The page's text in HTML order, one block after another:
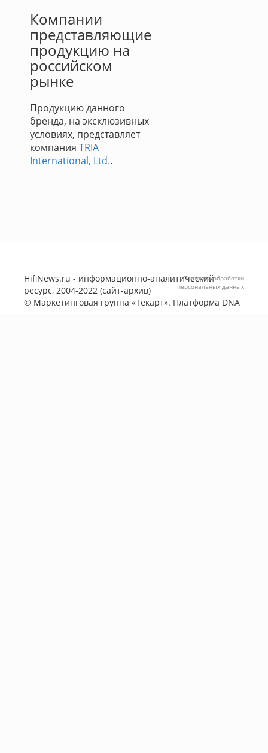
Компании
представляющие
продукцию на
российском
рынке
Продукцию данного
бренда, на эксклюзивных
условиях, представляет
компания TRIA
International, Ltd..
HifiNews.ru - информационно-аналитический
ресурс, 2004-2022 (сайт-архив)
© Маркетинговая группа «Текарт». Платформа DNA
Политика обработки
персональных данных